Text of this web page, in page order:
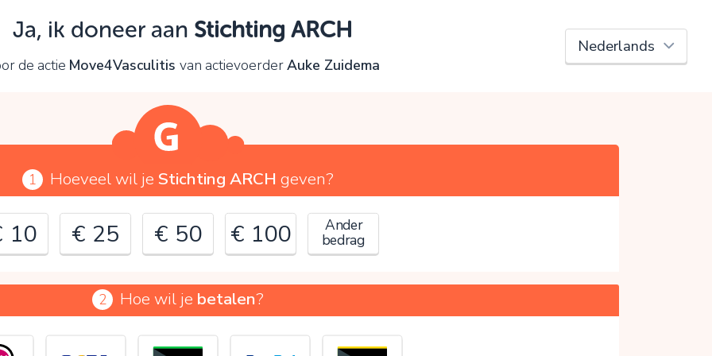
Ja, ik doneer aan Stichting ARCH
de actie Move4Vasculitis van actievoerderAuke Zuidema
1 Hoeveel wil je Stichting ARCH geven?
10 € 25 € 50 € 100 Ander
bedrag
€
2 Hoe wil je betalen?
Oeps!
kunt nog niet verder vanwege:
OK